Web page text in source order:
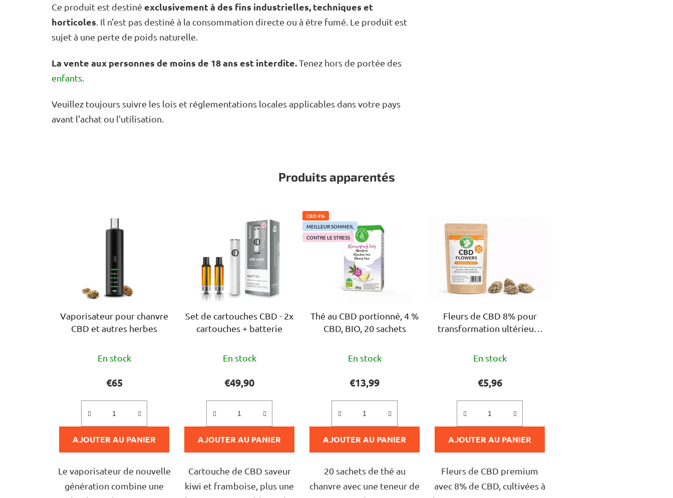
Ce produit est destiné exclusivement à des fins industrielles, techniques et
horticoles . Il n'est pas destiné à la consommation directe ou à être fumé. Le produit est
sujet à une perte de poids naturelle.
La vente aux personnes de moins de 18 ans est interdite.Tenez hors de portée des
enfants
Veuillez toujours suivre les lois et réglementations locales applicables dans votre pays
avant l'achat ou l'utilisation.
Produits apparentés
Vaporisateur pour chanvre
CBD et autres herbes
moyenne
du
est
de
5,0
sur
5
étoiles.
En stock
€65
AJOUTER AU PANIER
Le vaporisateur de nouvelle
génération combine une
Set de cartouches CBD - 2x
cartouches + batterie
moyenne
du
est
de
5,0
sur
5
étoiles.
En stock
€49,90
AJOUTER AU PANIER
Cartouche de CBD saveur
kiwi et framboise, plus une
CBD 4%
MEILLEUR SOMMEIL
CONTRE LE STRESS
Thé au CBD portionné, 4 %
CBD, BIO, 20 sachets
moyenne
du
est
de
5,0
sur
5
étoiles.
En stock
€13,99
AJOUTER AU PANIER
20 sachets de thé au
chanvre avec une teneur de
Fleurs de CBD 8% pour
transformation ultérieure
moyenne
du
est
de
5,0
sur
5
étoiles.
En stock
€5,96
AJOUTER AU PANIER
Fleurs de CBD premium
avec 8% de CBD, cultivées à